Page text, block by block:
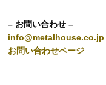
– お問い合わせ –
info@metalhouse.co.jp
お問い合わせページ